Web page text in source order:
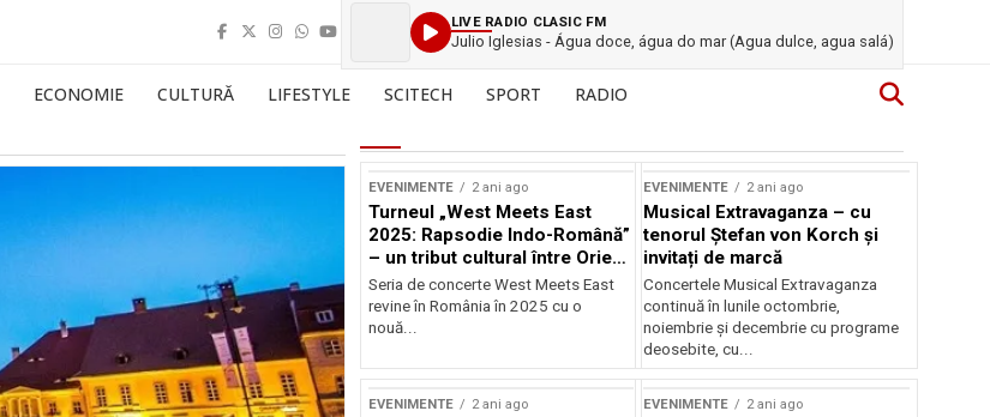
LIVE RADIO CLASIC FM
Julio Iglesias - Água doce, água do mar (Agua dulce, agua salá)
ECONOMIE CULTURĂ LIFESTYLE SCITECH SPORT RADIO
EVENIMENTE 2 ani ago
Turneul „West Meets East
2025: Rapsodie Indo-Română”
– un tribut cultural între Orient
și Occident
Seria de concerte West Meets East
revine în România în 2025 cu o
nouă...
EVENIMENTE 2 ani ago
Musical Extravaganza – cu
tenorul Ștefan von Korch și
invitați de marcă
Concertele Musical Extravaganza
continuă în lunile octombrie,
noiembrie şi decembrie cu programe
deosebite, cu...
EVENIMENTE 2 ani ago EVENIMENTE 2 ani ago